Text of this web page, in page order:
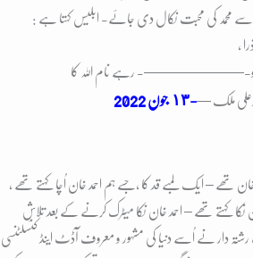
محمد کی محبت نکال دی جائے- ابلیس کہتا ہے :
،
———————- رہے نام اللہ کا
ملک —-١٣ جون 2022
تھے – ایک لمبے قد کا ،جسے ہم احمد خان اُچا کہتے تھے ،
نِکا کہتے تھے – احمد خان نکا میٹرک کرنے کے بعد تلاشِ
دار نے اُسے دنیا کی مشہور و معروف آڈٹ اینڈ کنسلٹنسی